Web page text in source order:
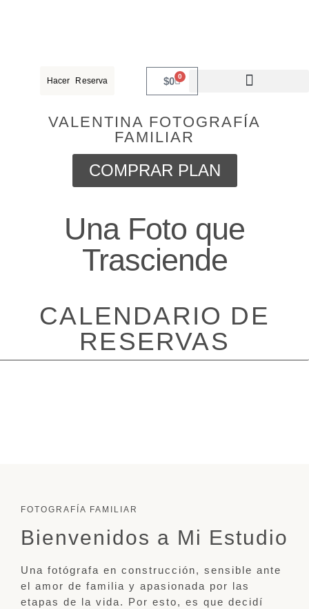
$0 0
Hacer Reserva
VALENTINA FOTOGRAFÍA
FAMILIAR
COMPRAR PLAN
Una Foto que
Trasciende
CALENDARIO DE
RESERVAS
FOTOGRAFÍA FAMILIAR
Bienvenidos a Mi Estudio
Una fotógrafa en construcción, sensible ante
el amor de familia y apasionada por las
etapas de la vida. Por esto, es que decidí